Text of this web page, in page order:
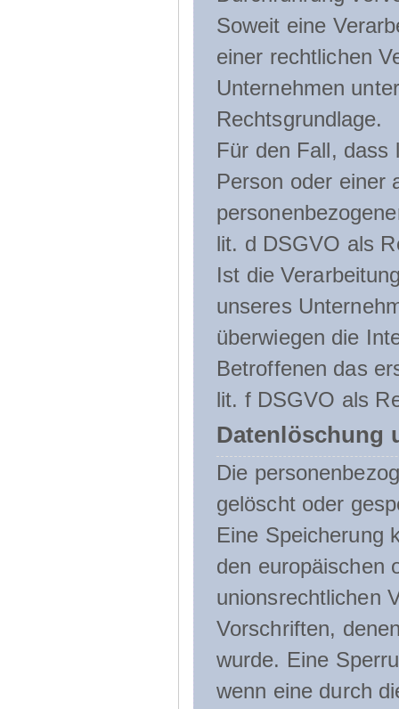
Soweit eine
einer rechtlichen
Unternehmen
Rechtsgrundlage.
Für den Fall, dass
Person oder einer
lit. d DSGVO als
Ist die
unseres
überwiegen die
Betroffenen das
lit. f DSGVO als
Datenlöschung
Die
gelöscht oder
Eine Speicherung
den europäischen
unionsrechtlichen
Vorschriften,
wurde. Eine
wenn eine durch